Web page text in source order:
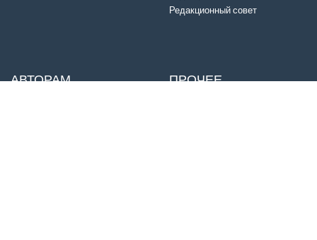
Редакционный совет
АВТОРАМ ПРОЧЕЕ